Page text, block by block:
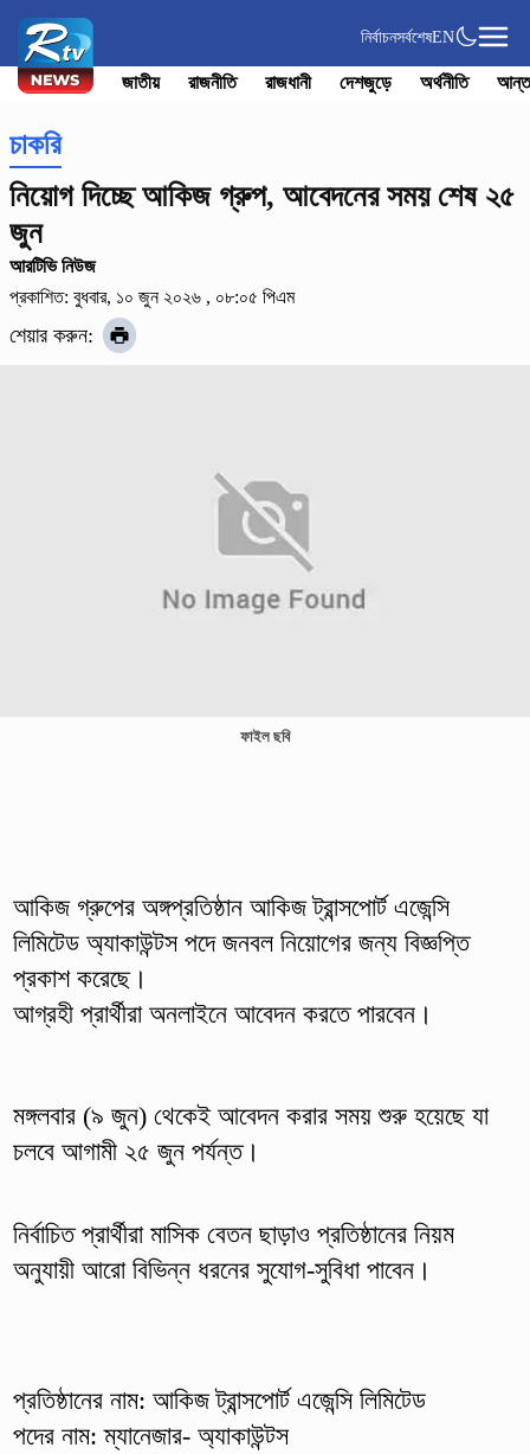
নির্বাচনসর্বশেষEN
জাতীয় রাজনীতি রাজধানী দেশজুড়ে অর্থনীতি
চাকরি
নিয়োগ দিচ্ছে আকিজ গ্রুপ, আবেদনের সময় শেষ ২৫
জুন
আরটিভি নিউজ
প্রকাশিত: বুধবার, ১০ জুন ২০২৬ , ০৮:০৫ পিএম
শেয়ার করুন:
ফাইল ছবি
আকিজ গ্রুপের অঙ্গপ্রতিষ্ঠান আকিজ ট্রান্সপোর্ট এজেন্সি
লিমিটেড অ্যাকাউন্টস পদে জনবল নিয়োগের জন্য বিজ্ঞপ্তি
প্রকাশ করেছে।
আগ্রহী প্রার্থীরা অনলাইনে আবেদন করতে পারবেন।
মঙ্গলবার (৯ জুন) থেকেই আবেদন করার সময় শুরু হয়েছে যা
চলবে আগামী ২৫ জুন পর্যন্ত।
নির্বাচিত প্রার্থীরা মাসিক বেতন ছাড়াও প্রতিষ্ঠানের নিয়ম
অনুযায়ী আরো বিভিন্ন ধরনের সুযোগ-সুবিধা পাবেন।
প্রতিষ্ঠানের নাম: আকিজ ট্রান্সপোর্ট এজেন্সি লিমিটেড
পদের নাম: ম্যানেজার- অ্যাকাউন্টস